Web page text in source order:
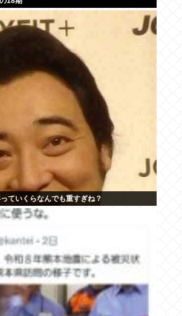
ていくらなんでも重すぎね？